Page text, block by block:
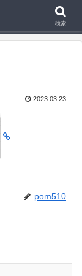
た知見を発信
2023.03.23
pom510
検索